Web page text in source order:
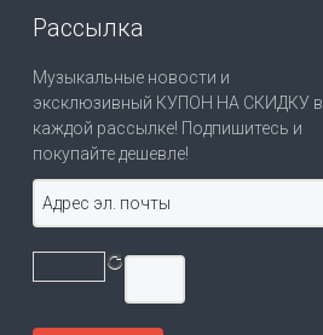
Рассылка
Музыкальные новости и
эксклюзивный КУПОН НА СКИДКУ в
каждой рассылке! Подпишитесь и
покупайте дешевле!